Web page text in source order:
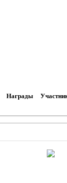
Награды